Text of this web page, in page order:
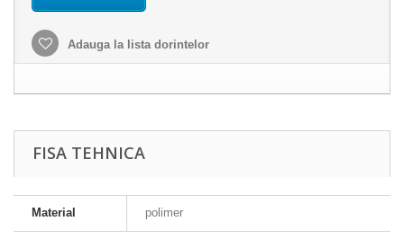
Adauga la lista dorintelor
FISA TEHNICA
Material polimer